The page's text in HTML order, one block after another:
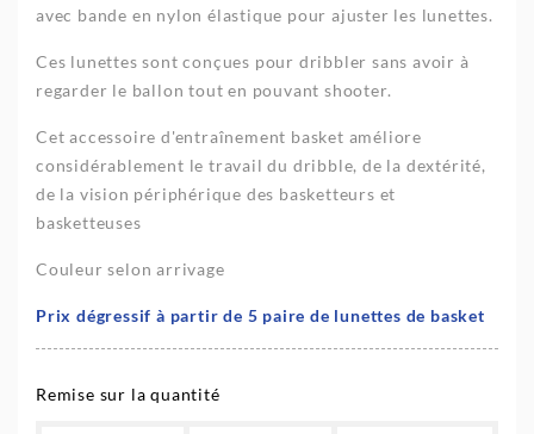
avec bande en nylon élastique pour ajuster les lunettes.
Ces lunettes sont conçues pour dribbler sans avoir à
regarder le ballon tout en pouvant shooter.
Cet accessoire d'entraînement basket améliore
considérablement le travail du dribble, de la dextérité,
de la vision périphérique des basketteurs et
basketteuses
Couleur selon arrivage
Prix dégressif à partir de 5 paire de lunettes de basket
Remise sur la quantité